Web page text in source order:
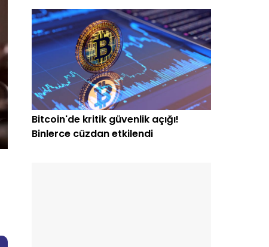
Bitcoin'de kritik güvenlik açığı!
Binlerce cüzdan etkilendi